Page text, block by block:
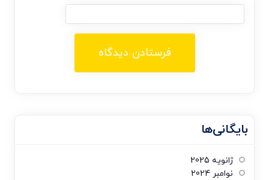
بایگانی‌ها
ژانویه 2025
نوامبر 2024